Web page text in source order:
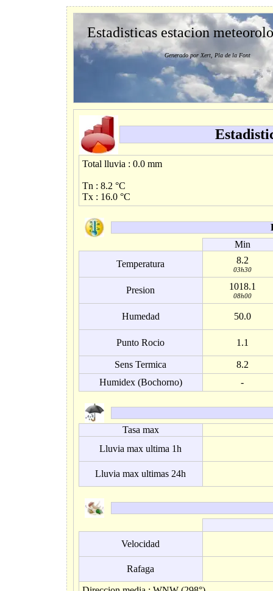
Estadisticas estacion
Generado por Xert, Pla de la Font